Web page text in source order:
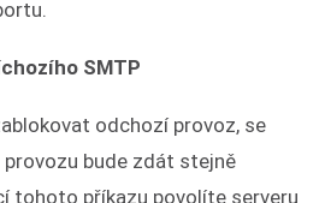
SMTP
odchozí provoz, se
bude zdát stejně
tohoto příkazu povolíte serveru